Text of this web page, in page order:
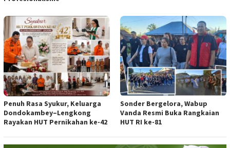
Penuh Rasa Syukur, Keluarga
Dondokambey–Lengkong
Rayakan HUT Pernikahan ke-42
Sonder Bergelora, Wabup
Vanda Resmi Buka Rangkaian
HUT RI ke-81